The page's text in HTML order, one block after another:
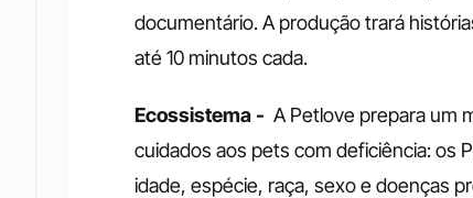
documentário. A produção trará
até 10 minutos cada.
Ecossistema - A Petlove prepara um
cuidados aos pets com deficiência: os
idade, espécie, raça, sexo e doenças